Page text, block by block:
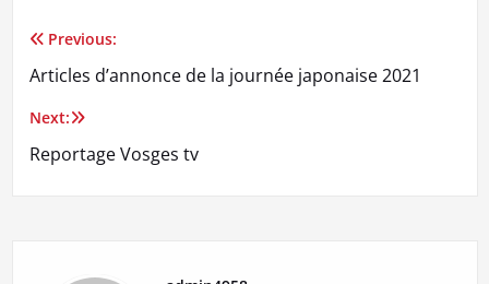
Navigation
de
l’article
Previous:
Articles d’annonce de la journée japonaise 2021
Next:
Reportage Vosges tv